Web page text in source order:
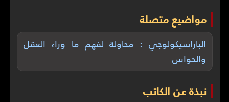
مواضيع متصلة
الباراسيكولوجي : محاولة لفهم ما وراء العقل
والحواس
نبذة عن الكاتب